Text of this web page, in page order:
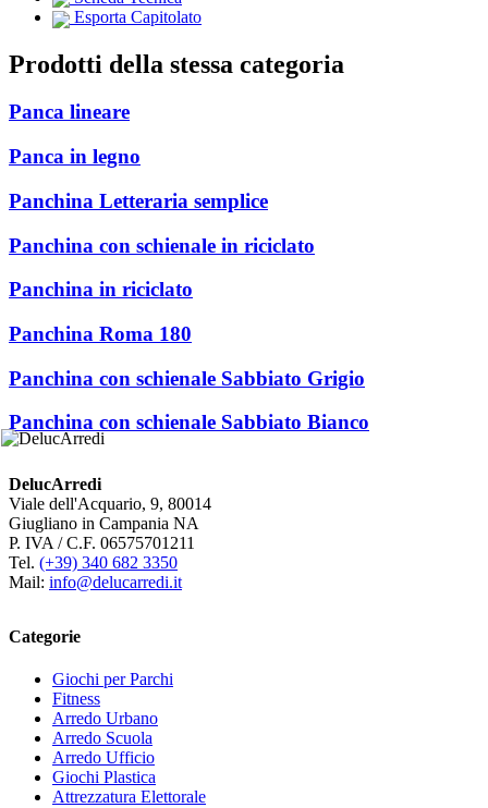
Esporta Capitolato
Prodotti della stessa categoria
Panca lineare
Panca in legno
Panchina Letteraria semplice
Panchina con schienale in riciclato
Panchina in riciclato
Panchina Roma 180
Panchina con schienale Sabbiato Grigio
Panchina con schienale Sabbiato Bianco
DelucArredi
Viale dell'Acquario, 9, 80014
Giugliano in Campania NA
P. IVA / C.F. 06575701211
Tel. (+39) 340 682 3350
Mail: info@delucarredi.it
Categorie
Giochi per Parchi
Fitness
Arredo Urbano
Arredo Scuola
Arredo Ufficio
Giochi Plastica
Attrezzatura Elettorale